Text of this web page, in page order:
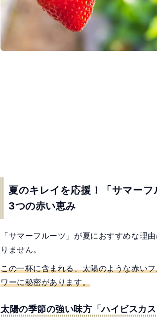
夏のキレイを応援！「サマー
3つの赤い恵み
「サマーフルーツ」が夏におすすめな理
りません。
この一杯に含まれる、太陽のような赤い
ワーに秘密があります。
太陽の季節の強い味方「ハイビスカス